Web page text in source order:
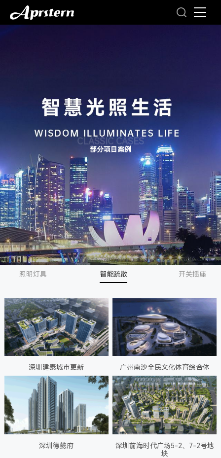
CLASSIC CASES
部分项目案例
照明灯具 智能疏散 开关插座
深圳建泰城市更新 广州南沙全民文化体育综合体
深圳德懿府
深圳前海时代广场5-2、7-2号地
块